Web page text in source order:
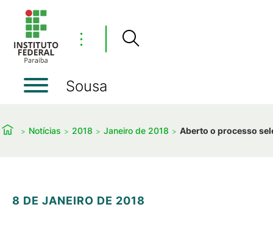
⋮
Sousa
Notícias 2018 Janeiro de 2018 Aberto o processo
8 DE JANEIRO DE 2018